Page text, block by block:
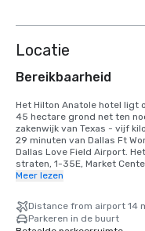
Locatie
Bereikbaarheid
Het Hilton Anatole hotel ligt
45 hectare grond net ten
zakenwijk van Texas - vijf
29 minuten van Dallas Ft
Dallas Love Field Airport.
straten, 1-35E, Market
Center Blvd en u ziet het
hotelinformatie kunt u het
Meer lezen
Distance from airport 14
Parkeren in de buurt